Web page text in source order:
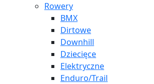
Rowery
BMX
Dirtowe
Downhill
Dziecięce
Elektryczne
Enduro/Trail